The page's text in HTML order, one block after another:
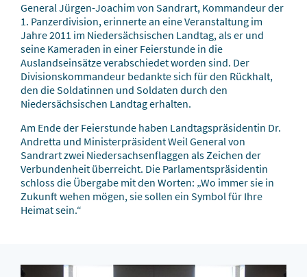
General Jürgen-Joachim von Sandrart, Kommandeur der
1. Panzerdivision, erinnerte an eine Veranstaltung im
Jahre 2011 im Niedersächsischen Landtag, als er und
seine Kameraden in einer Feierstunde in die
Auslandseinsätze verabschiedet worden sind. Der
Divisionskommandeur bedankte sich für den Rückhalt,
den die Soldatinnen und Soldaten durch den
Niedersächsischen Landtag erhalten.
Am Ende der Feierstunde haben Landtagspräsidentin Dr.
Andretta und Ministerpräsident Weil General von
Sandrart zwei Niedersachsenflaggen als Zeichen der
Verbundenheit überreicht. Die Parlamentspräsidentin
schloss die Übergabe mit den Worten: „Wo immer sie in
Zukunft wehen mögen, sie sollen ein Symbol für Ihre
Heimat sein.“